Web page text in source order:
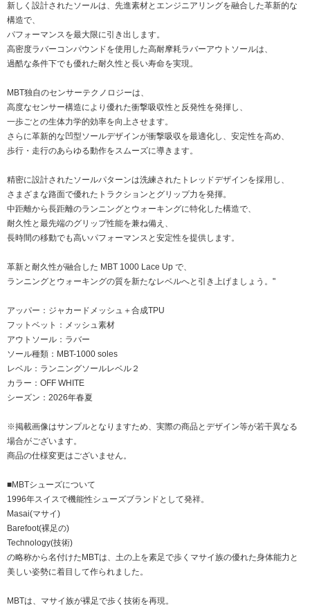
新しく設計されたソールは、先進素材とエンジニアリングを融合した革新的な
構造で、
パフォーマンスを最大限に引き出します。
高密度ラバーコンパウンドを使用した高耐摩耗ラバーアウトソールは、
過酷な条件下でも優れた耐久性と長い寿命を実現。
MBT独自のセンサーテクノロジーは、
高度なセンサー構造により優れた衝撃吸収性と反発性を発揮し、
一歩ごとの生体力学的効率を向上させます。
さらに革新的な凹型ソールデザインが衝撃吸収を最適化し、安定性を高め、
歩行・走行のあらゆる動作をスムーズに導きます。
精密に設計されたソールパターンは洗練されたトレッドデザインを採用し、
さまざまな路面で優れたトラクションとグリップ力を発揮。
中距離から長距離のランニングとウォーキングに特化した構造で、
耐久性と最先端のグリップ性能を兼ね備え、
長時間の移動でも高いパフォーマンスと安定性を提供します。
革新と耐久性が融合した MBT 1000 Lace Up で、
ランニングとウォーキングの質を新たなレベルへと引き上げましょう。"
アッパー：ジャカードメッシュ＋合成TPU
フットベット：メッシュ素材
アウトソール：ラバー
ソール種類：MBT-1000 soles
レベル：ランニングソールレベル２
カラー：OFF WHITE
シーズン：2026年春夏
※掲載画像はサンプルとなりますため、実際の商品とデザイン等が若干異なる
場合がございます。
商品の仕様変更はございません。
■MBTシューズについて
1996年スイスで機能性シューズブランドとして発祥。
Masai(マサイ)
Barefoot(裸足の)
Technology(技術)
の略称から名付けたMBTは、土の上を素足で歩くマサイ族の優れた身体能力と
美しい姿勢に着目して作られました。
MBTは、マサイ族が裸足で歩く技術を再現。